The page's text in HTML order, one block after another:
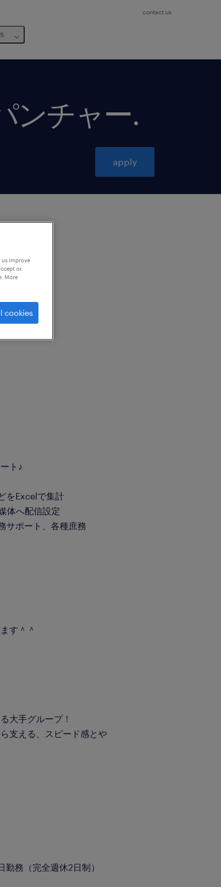
contact us
ンチャー.
apply
ト♪
をExcelで集計
体へ配信設定
サポート、各種庶務
す＾＾
大手グループ！
支える、スピード感とや
勤務（完全週休2日制）
improve
or
More
cookies